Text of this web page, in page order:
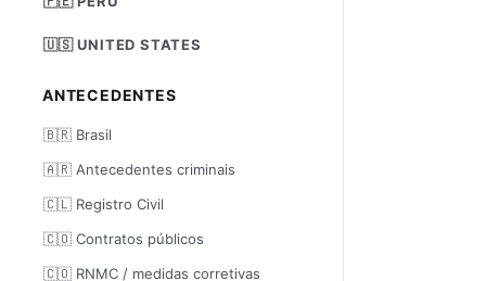
🇺🇸 UNITED STATES
ANTECEDENTES
🇧🇷 Brasil
🇦🇷 Antecedentes criminais
🇨🇱 Registro Civil
🇨🇴 Contratos públicos
🇨🇴 RNMC / medidas corretivas